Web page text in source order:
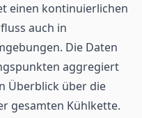
einen kontinuierlichen
auch in
Die Daten
aggregiert
Überblick über die
gesamten Kühlkette.